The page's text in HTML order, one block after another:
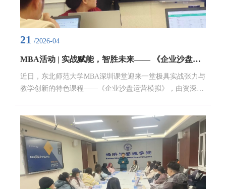
21 /2026-04
MBA活动 | 实战赋能，智胜未来—— 《企业沙盘运营模拟》课程圆满收官
近日，东北师范大学MBA深圳课堂迎来一堂极具实战张力与
教学创新的特色课程——《企业沙盘运营模拟》，由资深实
盘反思等沉浸式教学环节，引导学员在模拟市场中亲历企业
战略制定、产品研发、生产调度、市场营销、财务管控等全
价值链运营过程。课程现场，吴序先老师并未局限于书本知
识的灌输，而是构建了一个动态竞争的商业沙盘推演系
统。...